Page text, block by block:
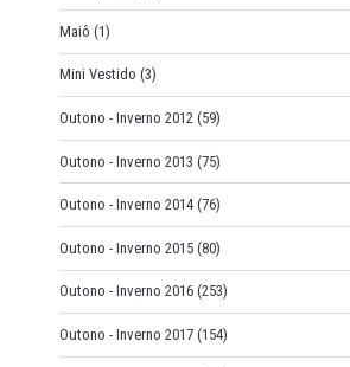
Maiô (1)
Mini Vestido (3)
Outono - Inverno 2012 (59)
Outono - Inverno 2013 (75)
Outono - Inverno 2014 (76)
Outono - Inverno 2015 (80)
Outono - Inverno 2016 (253)
Outono - Inverno 2017 (154)